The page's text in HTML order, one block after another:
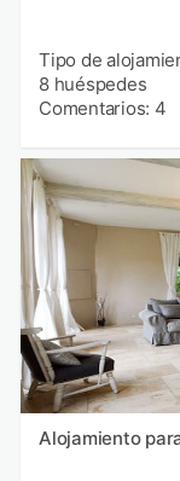
Tipo de
8 huéspedes
Comentarios: 4
Alojamiento